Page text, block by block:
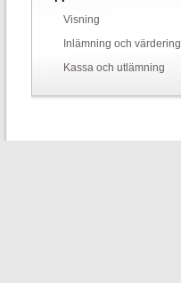
Visning
Inlämning och värdering
Kassa och utlämning